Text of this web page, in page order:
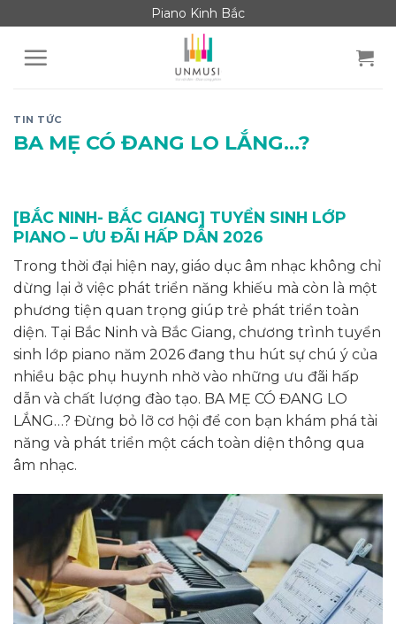
to
content
Piano Kinh Bắc
TIN TỨC
BA MẸ CÓ ĐANG LO LẮNG…?
[BẮC NINH- BẮC GIANG] TUYỂN SINH LỚP
PIANO – ƯU ĐÃI HẤP DẪN 2026
Trong thời đại hiện nay, giáo dục âm nhạc không chỉ
dừng lại ở việc phát triển năng khiếu mà còn là một
phương tiện quan trọng giúp trẻ phát triển toàn
diện. Tại Bắc Ninh và Bắc Giang, chương trình tuyển
sinh lớp piano năm 2026 đang thu hút sự chú ý của
nhiều bậc phụ huynh nhờ vào những ưu đãi hấp
dẫn và chất lượng đào tạo. BA MẸ CÓ ĐANG LO
LẮNG…? Đừng bỏ lỡ cơ hội để con bạn khám phá tài
năng và phát triển một cách toàn diện thông qua
âm nhạc.